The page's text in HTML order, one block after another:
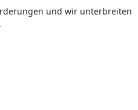
und wir unterbreiten